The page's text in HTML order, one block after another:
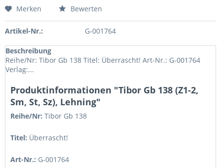
Merken Bewerten
Artikel-Nr.: G-001764
Beschreibung
Reihe/Nr: Tibor Gb 138 Titel: Überrascht! Art-Nr.: G-001764
Verlag:...
Produktinformationen "Tibor Gb 138 (Z1-2,
Sm, St, Sz), Lehning"
Reihe/Nr: Tibor Gb 138
Titel: Überrascht!
Art-Nr.: G-001764